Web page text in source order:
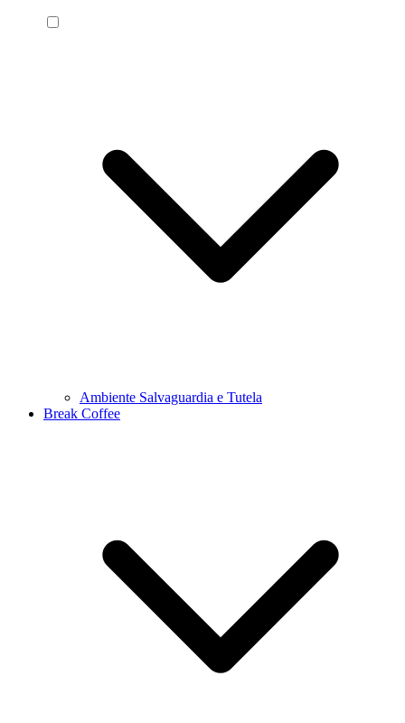
Ambiente Salvaguardia e Tutela
Break Coffee